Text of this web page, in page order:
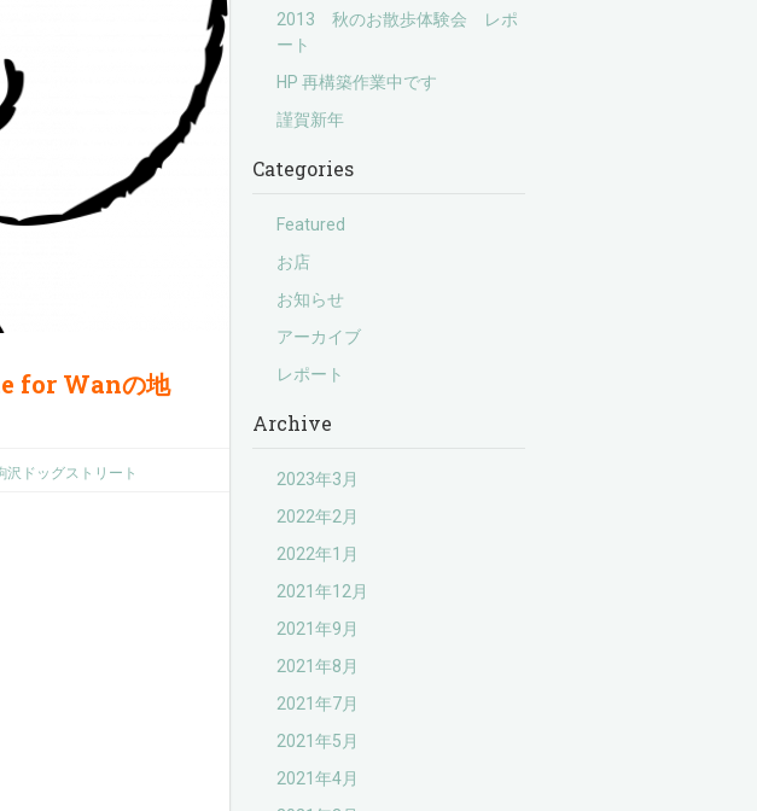
for Wanの地
沢ドッグストリート
2013 秋のお散歩体験会 レポ
ート
HP 再構築作業中です
謹賀新年
Categories
Featured
お店
お知らせ
アーカイブ
レポート
Archive
2023年3月
2022年2月
2022年1月
2021年12月
2021年9月
2021年8月
2021年7月
2021年5月
2021年4月